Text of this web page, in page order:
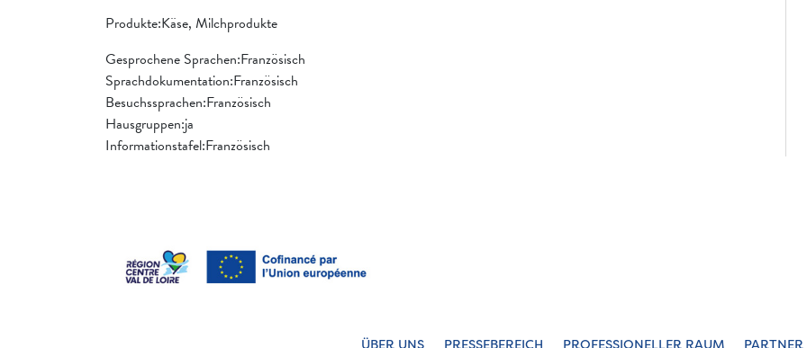
Produkte:Käse, Milchprodukte
Gesprochene Sprachen:Französisch
Sprachdokumentation:Französisch
Besuchssprachen:Französisch
Hausgruppen:ja
Informationstafel:Französisch